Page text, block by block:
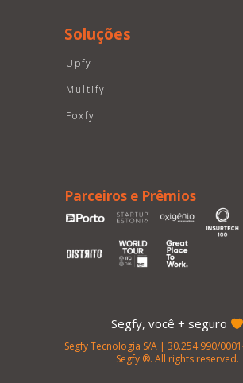
Soluções
Upfy
Multify
Foxfy
Parceiros e Prêmios
Segfy, você + seguro
Segfy Tecnologia S/A | 30.254.990/
Segfy ®. All rights reserved.